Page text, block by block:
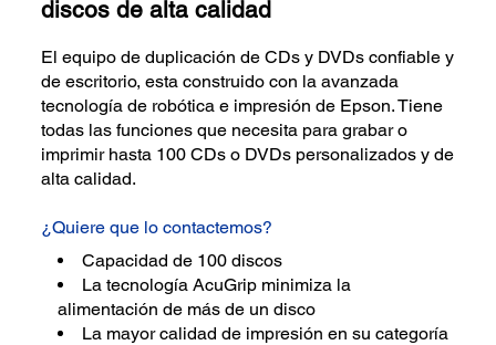
discos de alta calidad
El equipo de duplicación de CDs y DVDs confiable y
de escritorio, esta construido con la avanzada
tecnología de robótica e impresión de Epson. Tiene
todas las funciones que necesita para grabar o
imprimir hasta 100 CDs o DVDs personalizados y de
alta calidad.
¿Quiere que lo contactemos?
Capacidad de 100 discos
La tecnología AcuGrip minimiza la
alimentación de más de un disco
La mayor calidad de impresión en su categoría